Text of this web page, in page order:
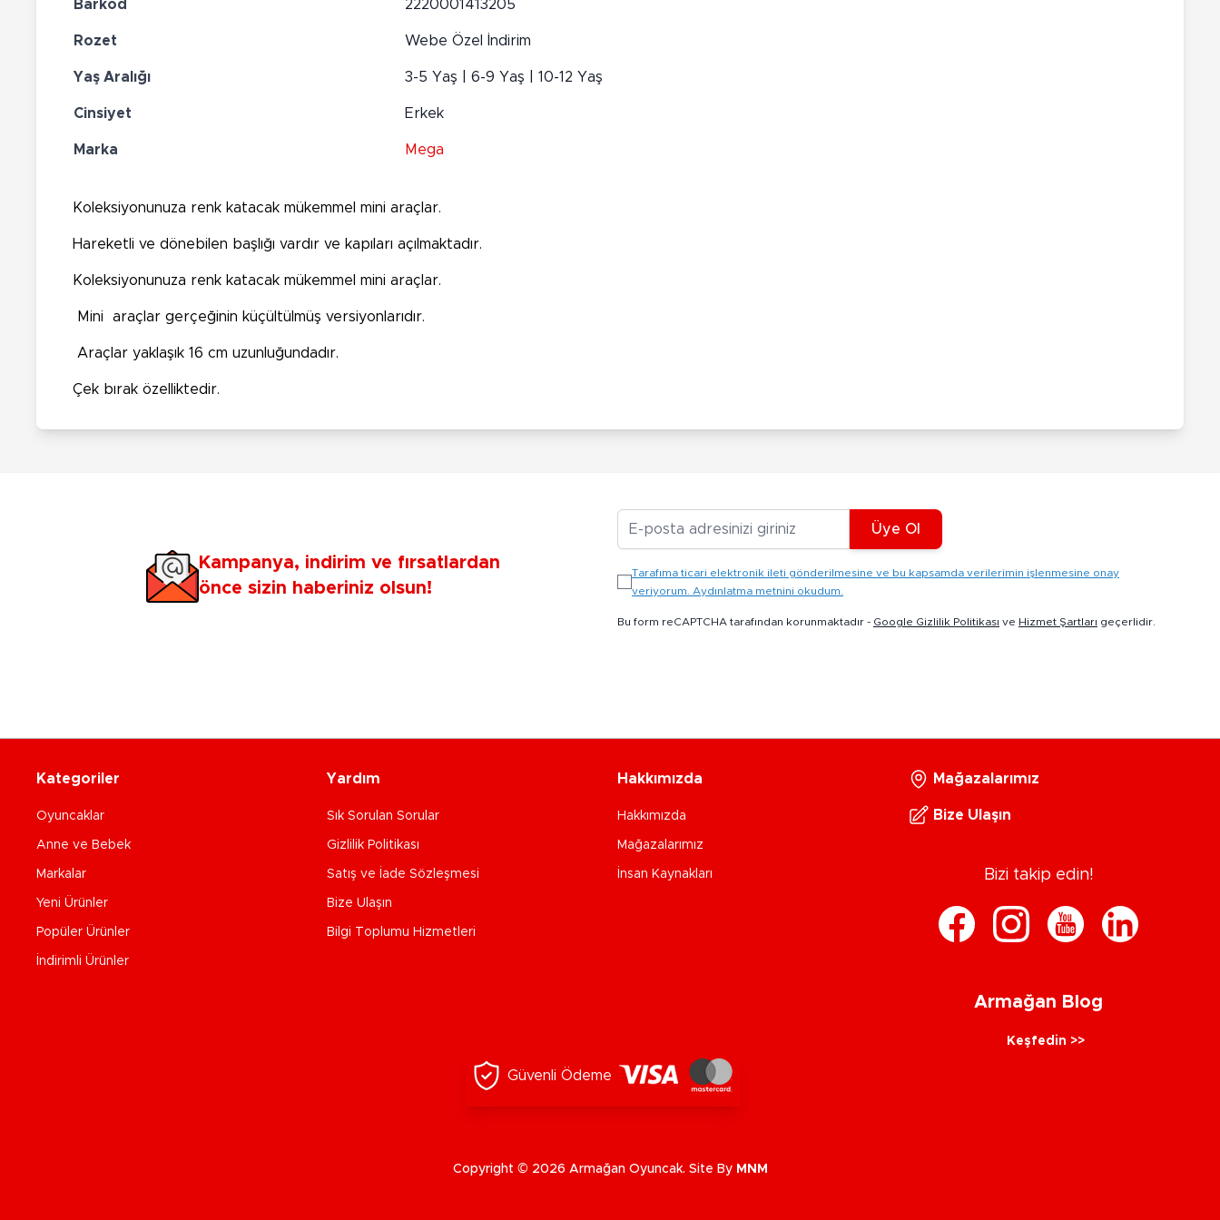
Barkod 2220001413205
Rozet Webe Özel İndirim
Yaş Aralığı 3-5 Yaş | 6-9 Yaş | 10-12 Yaş
Cinsiyet Erkek
Marka Mega
Koleksiyonunuza renk katacak mükemmel mini araçlar.
Hareketli ve dönebilen başlığı vardır ve kapıları açılmaktadır.
Koleksiyonunuza renk katacak mükemmel mini araçlar.
Mini araçlar gerçeğinin küçültülmüş versiyonlarıdır.
Araçlar yaklaşık 16 cm uzunluğundadır.
Çek bırak özelliktedir.
Kampanya, indirim ve fırsatlardan
önce sizin haberiniz olsun!
E-posta Adresiniz
Üye Ol
Tarafıma ticari elektronik ileti gönderilmesine ve bu kapsamda verilerimin işlenmesine onay
veriyorum. Aydınlatma metnini okudum.
Bu form reCAPTCHA tarafından korunmaktadır - Google Gizlilik Politikası ve Hizmet Şartları geçerlidir.
Kategoriler
Oyuncaklar
Anne ve Bebek
Markalar
Yeni Ürünler
Popüler Ürünler
İndirimli Ürünler
Yardım
Sık Sorulan Sorular
Gizlilik Politikası
Satış ve İade Sözleşmesi
Bize Ulaşın
Bilgi Toplumu Hizmetleri
Hakkımızda
Hakkımızda
Mağazalarımız
İnsan Kaynakları
Mağazalarımız
Bize Ulaşın
Bizi takip edin!
Armağan Blog
Keşfedin >>
Güvenli Ödeme
Copyright © 2026 Armağan Oyuncak. Site By MNM